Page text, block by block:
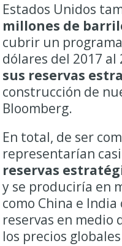
Estados Unidos
millones de
cubrir un
dólares del 2017 al
sus reservas
construcción de
Bloomberg.
En total, de ser
representarían
reservas
y se produciría en
como China e
reservas en medio
los precios